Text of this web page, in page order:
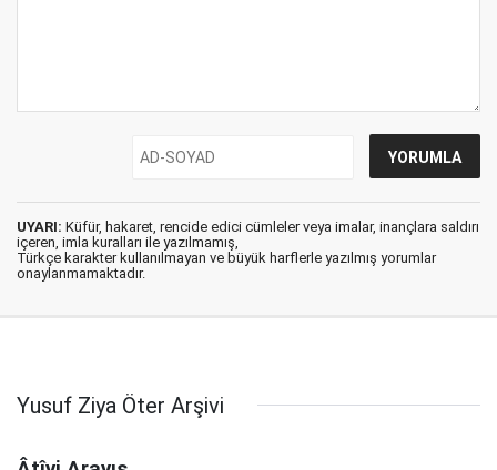
UYARI: Küfür, hakaret, rencide edici cümleler veya imalar, inançlara saldırı
içeren, imla kuralları ile yazılmamış,
Türkçe karakter kullanılmayan ve büyük harflerle yazılmış yorumlar
onaylanmamaktadır.
Yusuf Ziya Öter Arşivi